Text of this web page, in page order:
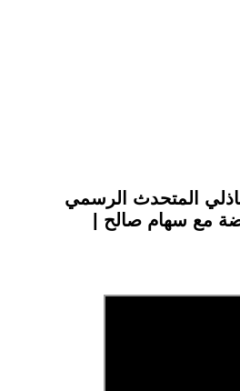
المتحدث الرسمي
مع سهام صالح |